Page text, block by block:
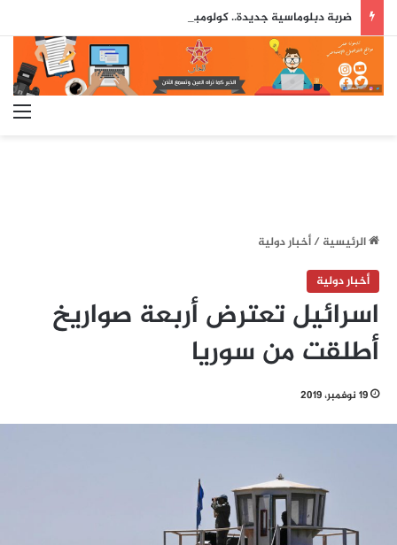
الرئيسية/أخبار دولية
أخبار دولية
اسرائيل تعترض أربعة صواريخ
أطلقت من سوريا
19 نوفمبر، 2019